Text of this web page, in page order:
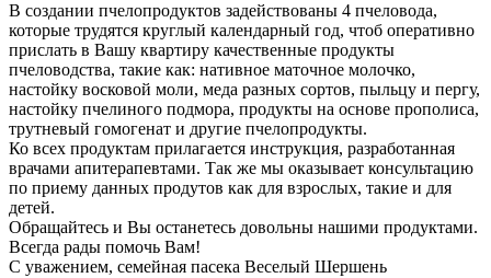
В создании пчелопродуктов задействованы 4 пчеловода,
которые трудятся круглый календарный год, чтоб оперативно
прислать в Вашу квартиру качественные продукты
пчеловодства, такие как: нативное маточное молочко,
настойку восковой моли, меда разных сортов, пыльцу и пергу,
настойку пчелиного подмора, продукты на основе прополиса,
трутневый гомогенат и другие пчелопродукты.
Ко всех продуктам прилагается инструкция, разработанная
врачами апитерапевтами. Так же мы оказывает консультацию
по приему данных продутов как для взрослых, такие и для
детей.
Обращайтесь и Вы останетесь довольны нашими продуктами.
Всегда рады помочь Вам!
С уважением, семейная пасека Веселый Шершень